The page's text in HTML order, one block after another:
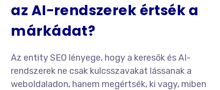
az AI-rendszerek értsék a
márkádat?
Az entity SEO lényege, hogy a keresők és AI-
rendszerek ne csak kulcsszavakat lássanak a
weboldaladon, hanem megértsék, ki vagy, miben